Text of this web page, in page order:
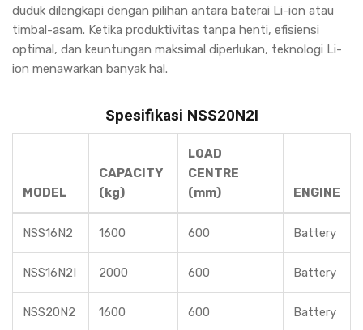
duduk dilengkapi dengan pilihan antara baterai Li-ion atau
timbal-asam. Ketika produktivitas tanpa henti, efisiensi
optimal, dan keuntungan maksimal diperlukan, teknologi Li-
ion menawarkan banyak hal.
Spesifikasi NSS20N2I
MODEL
CAPACITY
(kg)
LOAD
CENTRE
(mm)
ENGINE
NSS16N2 1600 600 Battery
NSS16N2I 2000 600 Battery
NSS20N2 1600 600 Battery